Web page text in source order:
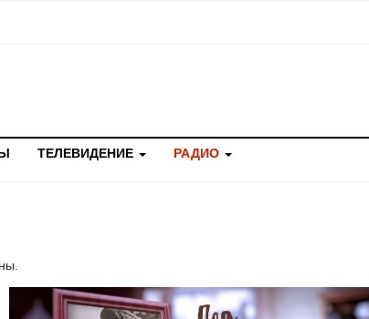
ТЕЛЕВИДЕНИЕ РАДИО